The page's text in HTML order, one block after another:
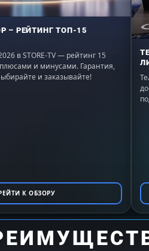
– РЕЙТИНГ ТОП-15
в STORE-TV — рейтинг 15
и минусами. Гарантия,
и заказывайте!
К ОБЗОРУ